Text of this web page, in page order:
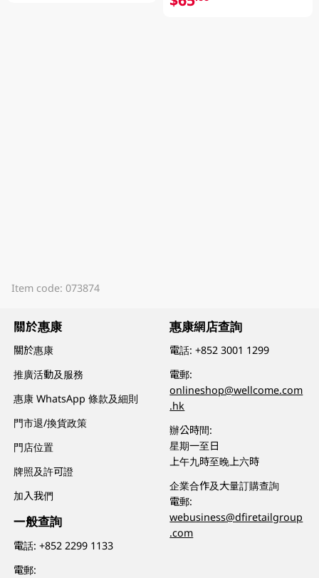
Item code: 073874
關於惠康
關於惠康
推廣活動及服務
惠康 WhatsApp 條款及細則
門市退/換貨政策
門店位置
牌照及許可證
加入我們
一般查詢
電話:+852 2299 1133
電郵:
惠康網店查詢
電話:+852 3001 1299
電郵:
onlineshop@wellcome.com
.hk
辦公時間:
星期一至日
上午九時至晚上六時
企業合作及大量訂購查詢
電郵:
webusiness@dfiretailgroup
.com